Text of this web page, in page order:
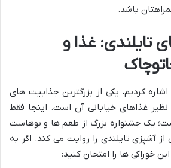
باشد.
تایلندی: غذا و
کردیم، یکی از بزرگترین جذابیت های
نظیر غذاهای خیابانی آن است. اینجا فقط
یک جشنواره بزرگ از طعم ها و بوهاست
آشپزی تایلندی را روایت می کند. اگر به
خوراکی ها را امتحان کنید: